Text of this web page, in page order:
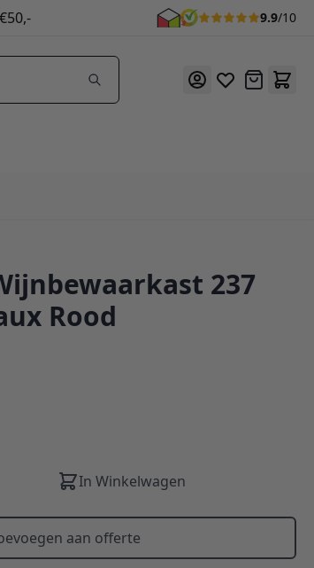
9.9/10
Offerte
237
Rood
In Winkelwagen
aan offerte